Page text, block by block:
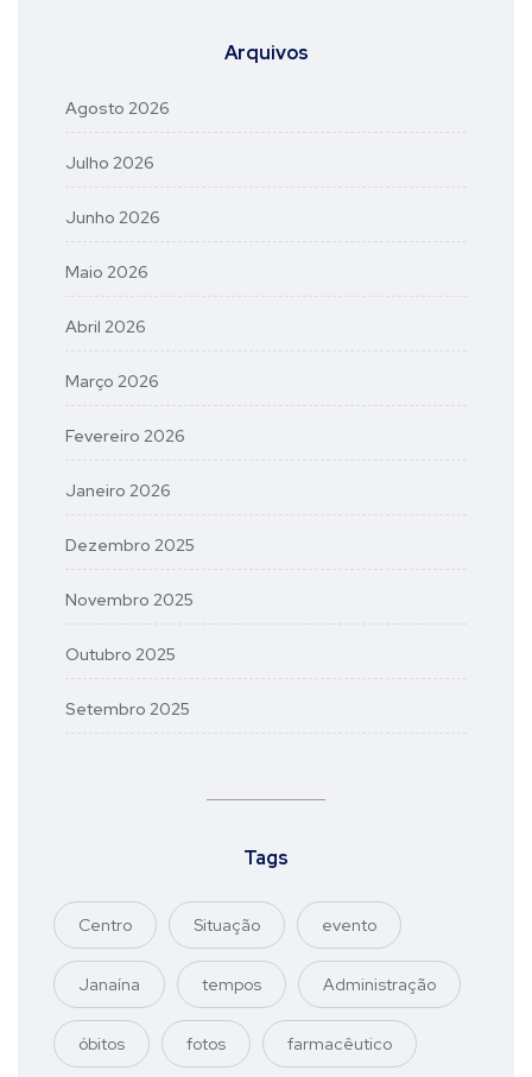
Arquivos
Agosto 2026
Julho 2026
Junho 2026
Maio 2026
Abril 2026
Março 2026
Fevereiro 2026
Janeiro 2026
Dezembro 2025
Novembro 2025
Outubro 2025
Setembro 2025
Tags
Centro Situação evento
Janaína tempos Administração
óbitos fotos farmacêutico